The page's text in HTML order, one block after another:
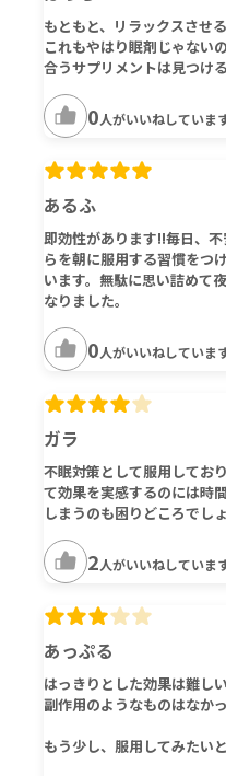
もともと、リラックスさせる
これもやはり眠剤じゃない
合うサプリメントは見つけ
0人がいいねしていま
あるふ
即効性があります!!毎日、
らを朝に服用する習慣をつ
います。無駄に思い詰めて
なりました。
0人がいいねしていま
ガラ
不眠対策として服用してお
て効果を実感するのには時
しまうのも困りどころでしょ
2人がいいねしていま
あっぷる
はっきりとした効果は難しい
副作用のようなものはなかっ
もう少し、服用してみたいと